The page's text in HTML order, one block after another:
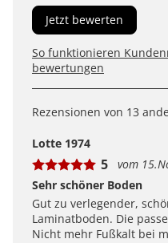
Jetzt bewerten
So funktionieren
bewertungen
zu können. Uns ist
Hinweis Verifizierter Kauf
Erfahren Sie mehr
bei uns funktionieren
Rezensionen von 13
Lotte 1974
5
vom
Sehr schöner Boden
Gut zu verlegender,
Laminatboden. Die
Nicht mehr Fußkalt bei